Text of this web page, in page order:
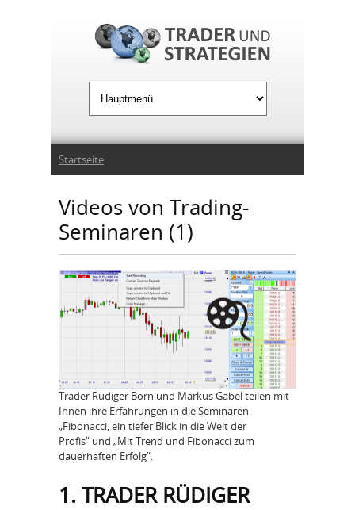
Sie sind hier
Startseite
Videos von Trading-
Seminaren (1)
Trader Rüdiger Born und Markus Gabel teilen mit
Ihnen ihre Erfahrungen in die Seminaren
„Fibonacci, ein tiefer Blick in die Welt der
Profis“ und „Mit Trend und Fibonacci zum
dauerhaften Erfolg“.
1. TRADER RÜDIGER